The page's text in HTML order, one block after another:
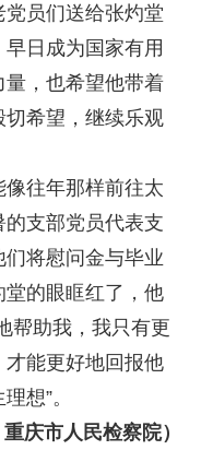
员们送给张灼堂
日成为国家有用
，也希望他带着
希望，继续乐观
往年那样前往太
支部党员代表支
将慰问金与毕业
的眼眶红了，他
帮助我，我只有更
能更好地回报他
想”。
庆市人民检察院）